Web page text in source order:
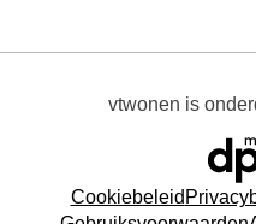
vtwonen is
Cookiebeleid